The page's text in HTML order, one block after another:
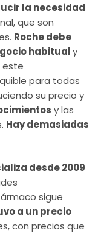
la necesidad
que son
Roche debe
habitualy
este
para todas
su precio y
y las
Hay demasiadas
desde 2009
sigue
a un precio
con precios que